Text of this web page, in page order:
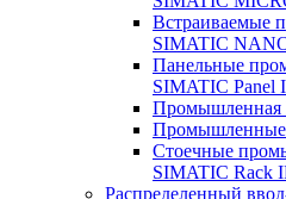
Встраиваемые
SIMATIC
Панельные
SIMATIC Panel
Промышленная
Стоечные
SIMATIC Rack
Распределенный